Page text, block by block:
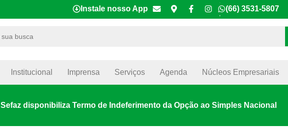
Instale nosso App (66) 3531-5807
Institucional Imprensa Serviços Agenda Núcleos Empresariais
Sefaz disponibiliza Termo de Indeferimento da Opção ao Simples Nacional